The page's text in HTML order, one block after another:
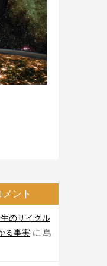
ント
のサイクル
る事実 に 島